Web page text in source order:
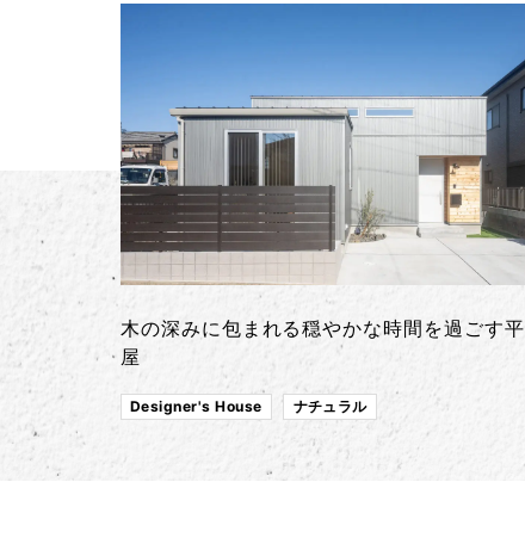
木の深みに包まれる穏やかな時間を過ごす平
屋
Designer's House ナチュラル